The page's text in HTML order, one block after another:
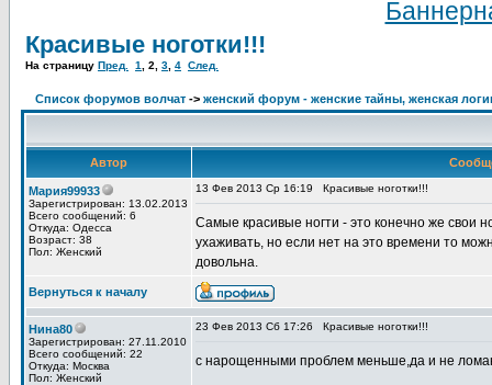
Красивые ноготки!!!
На страницу Пред. 1 2 3 4 След.
Список форумов волчат -> женский форум - женские тайны, женская
Автор
Мария99933
Зарегистрирован: 13.02.2013
Всего сообщений: 6
Откуда: Одесса
Возраст: 38
Пол: Женский
13 Фев 2013 Ср 16:19 Красивые ноготки!!!
Самые красивые ногти - это конечно же свои
ухаживать, но если нет на это времени то
довольна.
Вернуться к началу
Нина80
Зарегистрирован: 27.11.2010
Всего сообщений: 22
Откуда: Москва
Пол: Женский
23 Фев 2013 Сб 17:26 Красивые ноготки!!!
с нарощенными проблем меньше,да и не